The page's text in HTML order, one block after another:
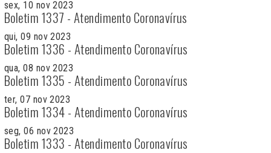
sex, 10 nov 2023
Boletim 1337 - Atendimento Coronavírus
qui, 09 nov 2023
Boletim 1336 - Atendimento Coronavírus
qua, 08 nov 2023
Boletim 1335 - Atendimento Coronavírus
ter, 07 nov 2023
Boletim 1334 - Atendimento Coronavírus
seg, 06 nov 2023
Boletim 1333 - Atendimento Coronavírus